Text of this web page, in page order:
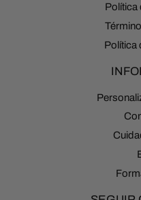
Política
Política